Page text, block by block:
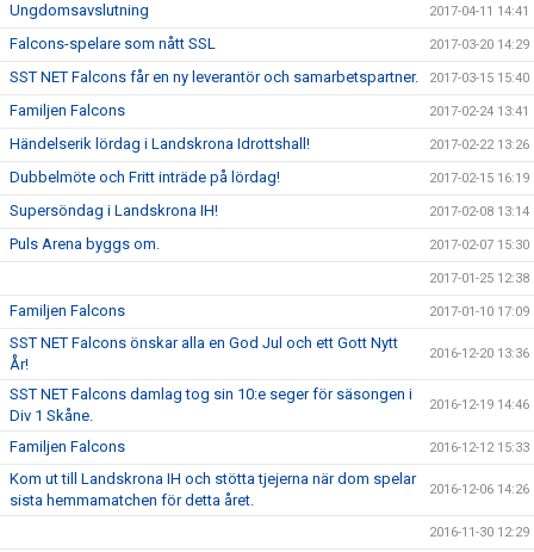
Ungdomsavslutning 2017-04-11 14:41
Falcons-spelare som nått SSL 2017-03-20 14:29
SST NET Falcons får en ny leverantör och samarbetspartner. 2017-03-15 15:40
Familjen Falcons 2017-02-24 13:41
Händelserik lördag i Landskrona Idrottshall! 2017-02-22 13:26
Dubbelmöte och Fritt inträde på lördag! 2017-02-15 16:19
Supersöndag i Landskrona IH! 2017-02-08 13:14
Puls Arena byggs om. 2017-02-07 15:30
2017-01-25 12:38
Familjen Falcons 2017-01-10 17:09
SST NET Falcons önskar alla en God Jul och ett Gott Nytt
År!
2016-12-20 13:36
SST NET Falcons damlag tog sin 10:e seger för säsongen i
Div 1 Skåne.
2016-12-19 14:46
Familjen Falcons 2016-12-12 15:33
Kom ut till Landskrona IH och stötta tjejerna när dom spelar
sista hemmamatchen för detta året.
2016-12-06 14:26
2016-11-30 12:29